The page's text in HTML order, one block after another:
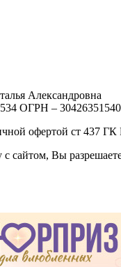
Александровна
ОГРН –
офертой ст 437
сайтом, Вы